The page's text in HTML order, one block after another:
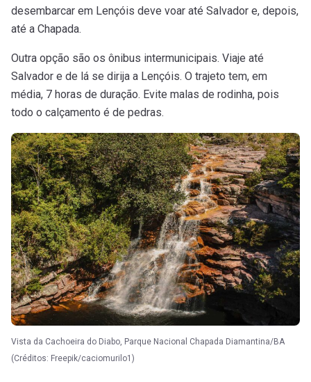
desembarcar em Lençóis deve voar até Salvador e, depois,
até a Chapada.
Outra opção são os ônibus intermunicipais. Viaje até
Salvador e de lá se dirija a Lençóis. O trajeto tem, em
média, 7 horas de duração. Evite malas de rodinha, pois
todo o calçamento é de pedras.
Vista da Cachoeira do Diabo, Parque Nacional Chapada Diamantina/BA
(Créditos: Freepik/caciomurilo1)